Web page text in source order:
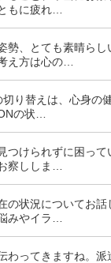
もに疲れ…
勢、とても素晴ら
え方は心の…
り替えは、心身の
の状…
つけられずに困って
察ししま…
の状況についてお
みやイラ…
わってきますね。